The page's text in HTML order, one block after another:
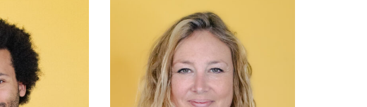
1, avec
années
analyse de
Attente texte
Diplômé de Lille 1, avec
plusieurs années
d’expérience en analyse de